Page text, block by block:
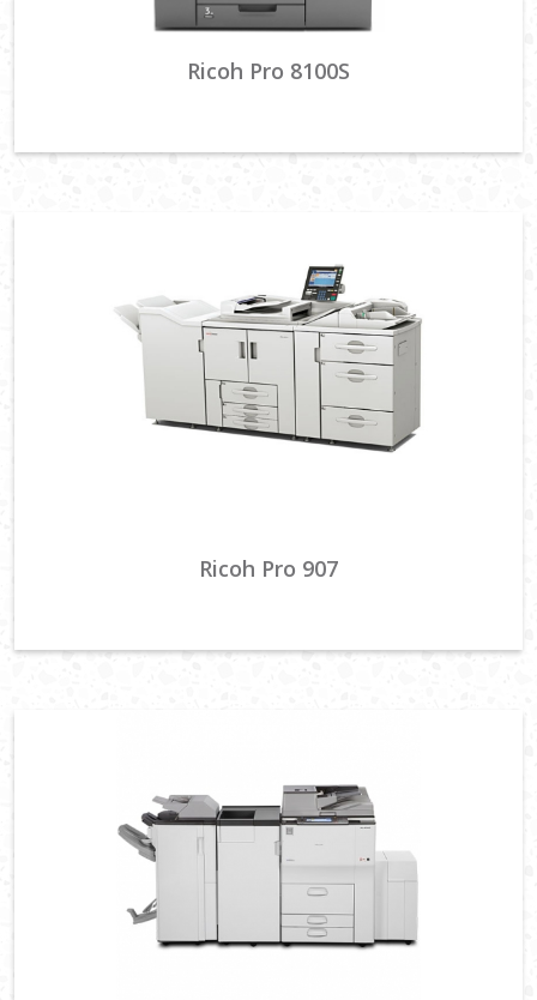
Ricoh Pro 8100S
Ricoh Pro 907